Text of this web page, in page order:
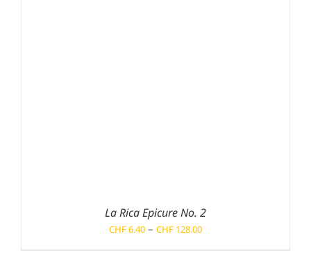
La Rica Epicure No. 2
CHF6.40 – CHF 128.00Preisspanne: